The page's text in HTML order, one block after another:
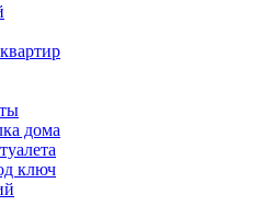
дома
ключ